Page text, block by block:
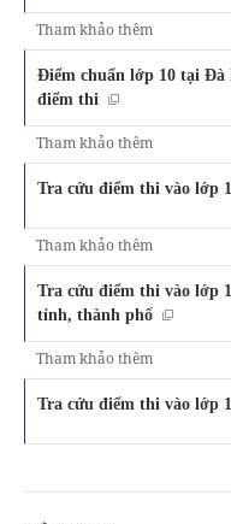
Tham khảo thêm
Điểm chuẩn lớp 10 tại Đà
điểm thi
Tham khảo thêm
Tra cứu điểm thi vào lớp
Tham khảo thêm
Tra cứu điểm thi vào lớp
tỉnh, thành phố
Tham khảo thêm
Tra cứu điểm thi vào lớp